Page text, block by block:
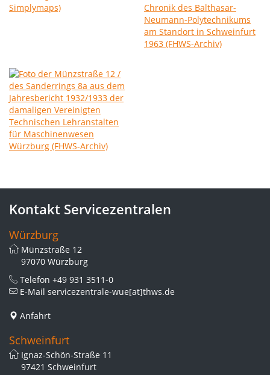
Kontakt Servicezentralen
Würzburg
Münzstraße 12
97070 Würzburg
Telefon +49 931 3511-0
E-Mail servicezentrale-wue[at]thws.de
Anfahrt
Schweinfurt
Ignaz-Schön-Straße 11
97421 Schweinfurt